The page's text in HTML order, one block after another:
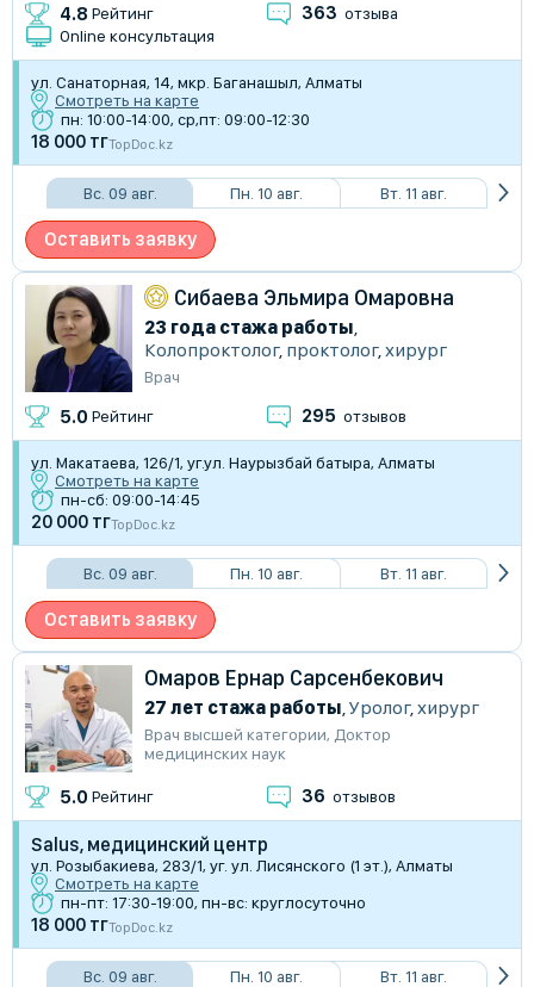
4.8 Рейтинг 363 отзыва
Online консультация
ул. Санаторная, 14, мкр. Баганашыл, Алматы
Смотреть на карте
пн: 10:00-14:00, ср,пт: 09:00-12:30
18 000 тгTopDoc.kz
Вс. 09 авг. Пн. 10 авг. Вт. 11 авг.
Оставить заявку
Сибаева Эльмира Омаровна
23 года стажа работы,
Колопроктолог, проктолог,хирург
Врач
5.0 Рейтинг 295 отзывов
ул. Макатаева, 126/1, уг.ул. Наурызбай батыра, Алматы
Смотреть на карте
пн-сб: 09:00-14:45
20 000 тгTopDoc.kz
Вс. 09 авг. Пн. 10 авг. Вт. 11 авг.
Оставить заявку
Омаров Ернар Сарсенбекович
27 лет стажа работы,Уролог,хирург
Врач высшей категории, Доктор
медицинских наук
5.0 Рейтинг 36 отзывов
Salus, медицинский центр
ул. Розыбакиева, 283/1, уг. ул. Лисянского (1 эт.), Алматы
Смотреть на карте
пн-пт: 17:30-19:00, пн-вс: круглосуточно
18 000 тгTopDoc.kz
Вс. 09 авг. Пн. 10 авг.
Вт. 11 авг.